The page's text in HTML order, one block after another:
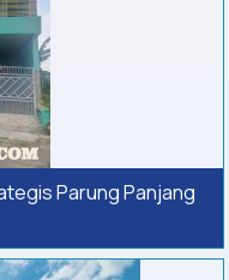
Parung Panjang